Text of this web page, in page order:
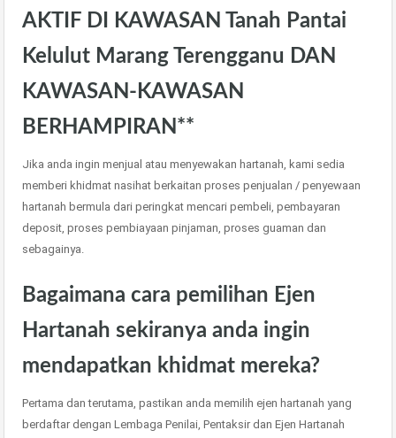
AKTIF DI KAWASAN Tanah Pantai
Kelulut Marang Terengganu DAN
KAWASAN-KAWASAN
BERHAMPIRAN**
Jika anda ingin menjual atau menyewakan hartanah, kami sedia
memberi khidmat nasihat berkaitan proses penjualan / penyewaan
hartanah bermula dari peringkat mencari pembeli, pembayaran
deposit, proses pembiayaan pinjaman, proses guaman dan
sebagainya.
Bagaimana cara pemilihan Ejen
Hartanah sekiranya anda ingin
mendapatkan khidmat mereka?
Pertama dan terutama, pastikan anda memilih ejen hartanah yang
berdaftar dengan Lembaga Penilai, Pentaksir dan Ejen Hartanah